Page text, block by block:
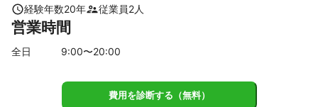
経験年数20年 従業員2人
営業時間
全日 9:00〜20:00
費用を診断する（無料）